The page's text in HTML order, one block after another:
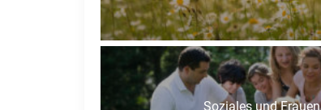
Soziales und Frauen